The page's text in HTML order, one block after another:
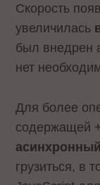
Скорость
увеличилась
был внедрен
нет
Для более
содержащей
грузиться, в